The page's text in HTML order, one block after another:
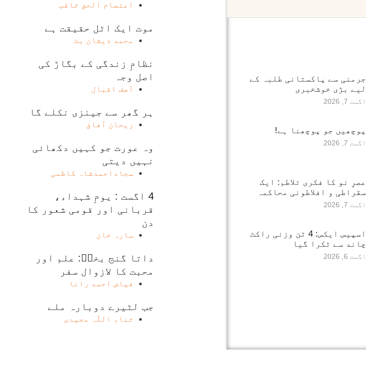
جرمنی سے پاکستانی طلبہ کے
لیے بڑی خوشخبری
اگست 7, 2026
پوچھیں جو پوچھنا ہے!
اگست 7, 2026
عصرِ نو کا فکری تلاطم: ایک
سقراطی و افلاطونی محاکمہ
اگست 7, 2026
اسپیس ایکس: 4 ٹن وزنی راکٹ
چاند سے ٹکرا گیا
اگست 6, 2026
اعتصام الحق ثاقب
موت ایک اٹل حقیقت ہے
محمد ذیشان بٹ
نظامِ زندگی کے بگاڑ کی
اصل وجہ
آصف اقبال
ہر گھر سے جینزی نکلے گا
ریحان آفاق
وہ عورت جو کہیں دکھائی
نہیں دیتی
سجاداحمدشاہ کاظمی
4 اگست : یومِ شہداء،
قربانی اور قومی شعور کا
دن
سارہ خان
داتا گنج بخشؒ: علم اور
محبت کا لازوال سفر
فیاض احمد رانا
جب لٹیرے دوبارہ ملے
ثناء اللّٰہ مجیدی